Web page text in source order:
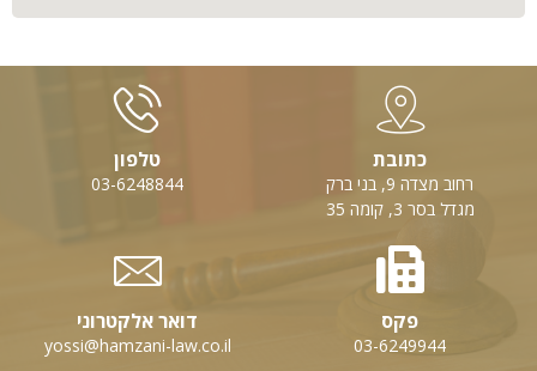
כתובת
רחוב מצדה 9, בני ברק
מגדל בסר 3, קומה 35
טלפון
03-6248844
פקס
03-6249944
דואר אלקטרוני
yossi@hamzani-law.co.il